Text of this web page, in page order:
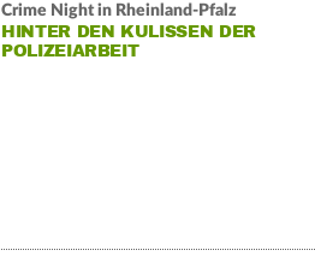
Crime Night in Rheinland-Pfalz
HINTER DEN KULISSEN DER
POLIZEIARBEIT